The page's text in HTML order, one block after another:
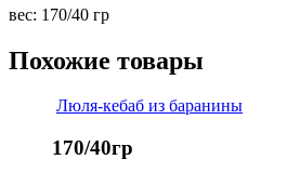
вес: 170/40 гр
Похожие товары
Люля-кебаб из баранины
170/40гр